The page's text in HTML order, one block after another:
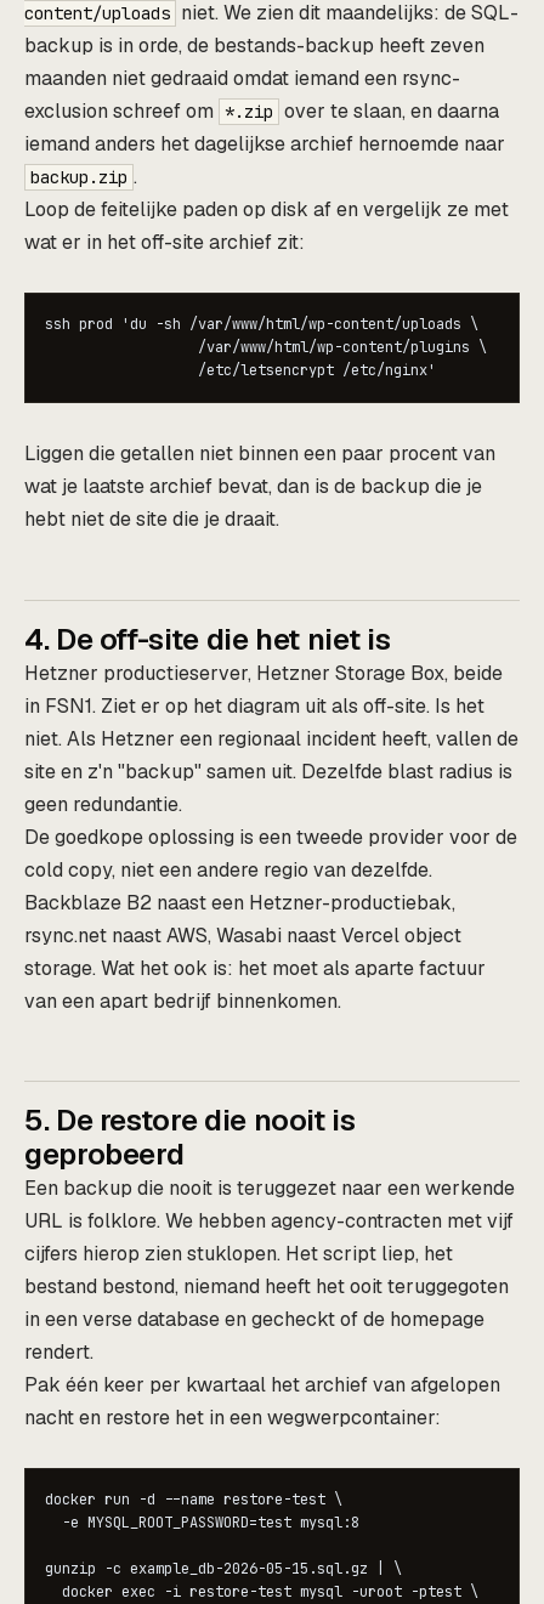
content/uploads niet. We zien dit maandelijks: de SQL-
backup is in orde, de bestands-backup heeft zeven
maanden niet gedraaid omdat iemand een rsync-
exclusion schreef om
*.zip over te slaan, en daarna
iemand anders het dagelijkse archief hernoemde naar
backup.zip .
Loop de feitelijke paden op disk af en vergelijk ze met
wat er in het off-site archief zit:
ssh prod 'du -sh /var/www/html/wp-content/uploads \
                  /var/www/html/wp-content/plugins \
                  /etc/letsencrypt /etc/nginx'
Liggen die getallen niet binnen een paar procent van
wat je laatste archief bevat, dan is de backup die je
hebt niet de site die je draait.
4. De off-site die het niet is
Hetzner productieserver, Hetzner Storage Box, beide
in FSN1. Ziet er op het diagram uit als off-site. Is het
niet. Als Hetzner een regionaal incident heeft, vallen de
site en z'n "backup" samen uit. Dezelfde blast radius is
geen redundantie.
De goedkope oplossing is een tweede provider voor de
cold copy, niet een andere regio van dezelfde.
Backblaze B2 naast een Hetzner-productiebak,
rsync.net naast AWS, Wasabi naast Vercel object
storage. Wat het ook is: het moet als aparte factuur
van een apart bedrijf binnenkomen.
5. De restore die nooit is
geprobeerd
Een backup die nooit is teruggezet naar een werkende
URL is folklore. We hebben agency-contracten met vijf
cijfers hierop zien stuklopen. Het script liep, het
bestand bestond, niemand heeft het ooit teruggegoten
in een verse database en gecheckt of de homepage
rendert.
Pak één keer per kwartaal het archief van afgelopen
nacht en restore het in een wegwerpcontainer:
docker run -d --name restore-test \
  -e MYSQL_ROOT_PASSWORD=test mysql:8
gunzip -c example_db-2026-05-15.sql.gz | \
  docker exec -i restore-test mysql -uroot -ptest \